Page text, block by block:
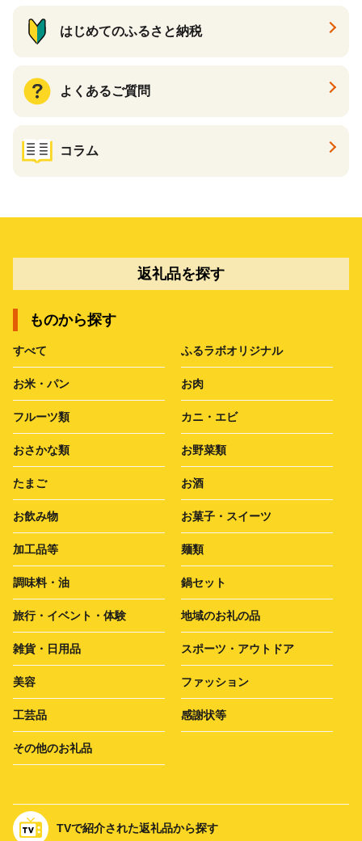
はじめてのふるさと納税
よくあるご質問
コラム
返礼品を探す
ものから探す
すべて ふるラボオリジナル
お米・パン お肉
フルーツ類 カニ・エビ
おさかな類 お野菜類
たまご お酒
お飲み物 お菓子・スイーツ
加工品等 麺類
調味料・油 鍋セット
旅行・イベント・体験 地域のお礼の品
雑貨・日用品 スポーツ・アウトドア
美容 ファッション
工芸品 感謝状等
その他のお礼品
TVで紹介された返礼品から探す